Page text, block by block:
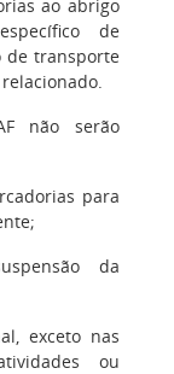
ao abrigo
de
de transporte
não serão
para
da
exceto nas
ou